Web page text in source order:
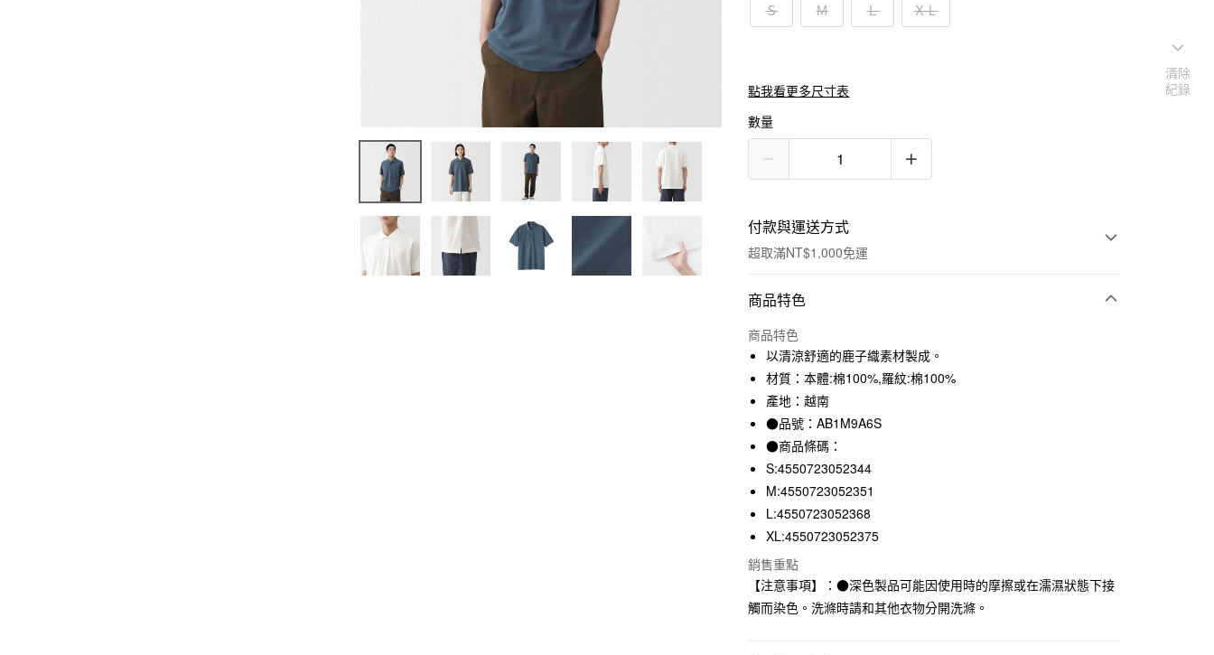
Ｓ
Ｍ Ｌ ＸＬ
點我看更多尺寸表
數量
付款與運送方式
超取滿NT$1,000免運
付款方式
信用卡一次付款
信用卡分期付款
3 期 0 利率 每期
合作金庫商業銀行
華南商業銀行
上海商業儲蓄銀行
臺灣中小企業銀行
匯豐（台灣）商業銀行
聯邦商業銀行
元大商業銀行
玉山商業銀行
台新國際商業銀行
中國信託商業銀行
台灣樂天信用卡公司
超商取貨付款
LINE Pay
Apple Pay
街口支付
悠遊付
運送方式
商品特色
商品特色
以清涼舒適的鹿子織素材製成。
材質：本體:棉100%,羅紋:棉100%
產地：越南
●品號：AB1M9A6S
●商品條碼：
S:4550723052344
M:4550723052351
L:4550723052368
XL:4550723052375
銷售重點
【注意事項】：●深色製品可能因使用時的摩擦或在濡濕狀態下接
觸而染色。洗滌時請和其他衣物分開洗滌。
清除
紀錄